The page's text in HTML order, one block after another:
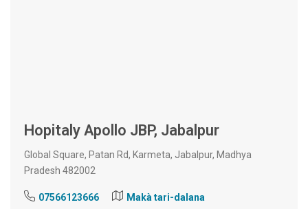
Hopitaly Apollo JBP, Jabalpur
Global Square, Patan Rd, Karmeta, Jabalpur, Madhya
Pradesh 482002
07566123666 Makà tari-dalana